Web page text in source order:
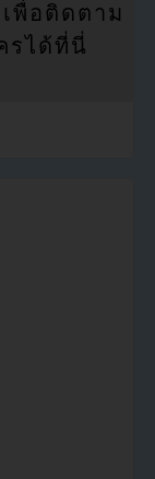
พื่อติดตาม
รได้ที่นี่